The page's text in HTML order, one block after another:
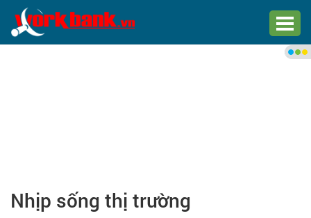
Trang chủ
Nhịp sống thị trường